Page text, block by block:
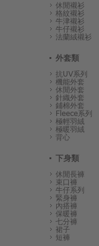
休閒襯衫
格紋襯衫
牛津襯衫
牛仔襯衫
法蘭絨襯衫
外套類
抗UV系列
機能外套
休閒外套
針織外套
鋪棉外套
Fleece系列
極輕羽絨
極暖羽絨
背心
下身類
休閒長褲
束口褲
牛仔系列
緊身褲
內搭褲
保暖褲
七分褲
裙子
短褲